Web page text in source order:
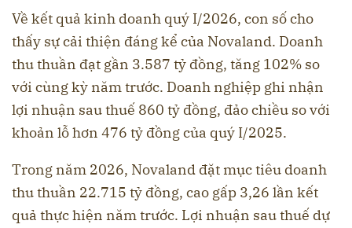
Về kết quả kinh doanh quý I/2026, con số cho
thấy sự cải thiện đáng kể của Novaland. Doanh
thu thuần đạt gần 3.587 tỷ đồng, tăng 102% so
với cùng kỳ năm trước. Doanh nghiệp ghi nhận
lợi nhuận sau thuế 860 tỷ đồng, đảo chiều so với
khoản lỗ hơn 476 tỷ đồng của quý I/2025.
Trong năm 2026, Novaland đặt mục tiêu doanh
thu thuần 22.715 tỷ đồng, cao gấp 3,26 lần kết
quả thực hiện năm trước. Lợi nhuận sau thuế dự